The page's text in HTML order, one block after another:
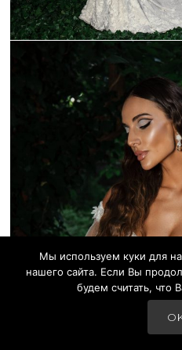
Мы используем куки для
нашего сайта. Если Вы
будем считать, что